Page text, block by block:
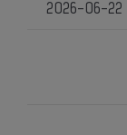
2026-06-22